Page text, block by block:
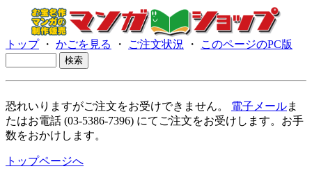
トップ・ かごを見る ・ ご注文状況 ・ このページのPC版
恐れいりますがご注文をお受けできません。 電子メールま
たはお電話 (03-5386-7396) にてご注文をお受けします。お手
数をおかけします。
トップページへ